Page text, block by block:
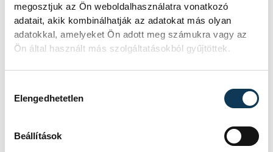
megosztjuk az Ön weboldalhasználatra vonatkozó
adatait, akik kombinálhatják az adatokat más olyan
adatokkal, amelyeket Ön adott meg számukra vagy az
Ön által használt más szolgáltatásokból gyűjtöttek.
Elengedhetetlen
Beállítások
Jeruzsálemhegyi Baráti Kör
Heiter Sándor
kavicsfogú álteknős
Lugossy László
FOTÓS